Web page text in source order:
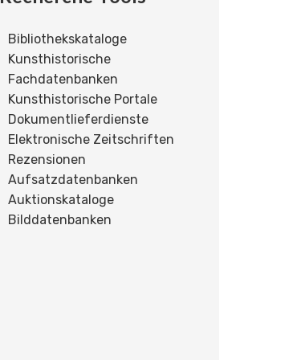
Bibliothekskataloge
Kunsthistorische
Fachdatenbanken
Kunsthistorische Portale
Dokumentlieferdienste
Elektronische Zeitschriften
Rezensionen
Aufsatzdatenbanken
Auktionskataloge
Bilddatenbanken